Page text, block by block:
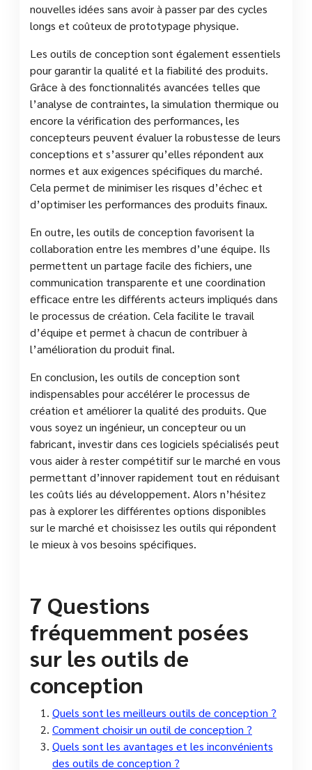
nouvelles idées sans avoir à passer par des cycles
longs et coûteux de prototypage physique.
Les outils de conception sont également essentiels
pour garantir la qualité et la fiabilité des produits.
Grâce à des fonctionnalités avancées telles que
l’analyse de contraintes, la simulation thermique ou
encore la vérification des performances, les
concepteurs peuvent évaluer la robustesse de leurs
conceptions et s’assurer qu’elles répondent aux
normes et aux exigences spécifiques du marché.
Cela permet de minimiser les risques d’échec et
d’optimiser les performances des produits finaux.
En outre, les outils de conception favorisent la
collaboration entre les membres d’une équipe. Ils
permettent un partage facile des fichiers, une
communication transparente et une coordination
efficace entre les différents acteurs impliqués dans
le processus de création. Cela facilite le travail
d’équipe et permet à chacun de contribuer à
l’amélioration du produit final.
En conclusion, les outils de conception sont
indispensables pour accélérer le processus de
création et améliorer la qualité des produits. Que
vous soyez un ingénieur, un concepteur ou un
fabricant, investir dans ces logiciels spécialisés peut
vous aider à rester compétitif sur le marché en vous
permettant d’innover rapidement tout en réduisant
les coûts liés au développement. Alors n’hésitez
pas à explorer les différentes options disponibles
sur le marché et choisissez les outils qui répondent
le mieux à vos besoins spécifiques.
7 Questions
fréquemment posées
sur les outils de
conception
Quels sont les meilleurs outils de conception ?
Comment choisir un outil de conception ?
Quels sont les avantages et les inconvénients
des outils de conception ?